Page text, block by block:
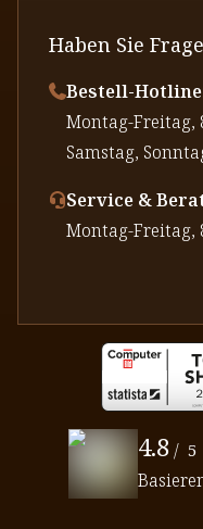
Haben Sie
Bestell-Hotline:
⁠Montag-Freitag,
⁠Samstag,
Service &
⁠Montag-Freitag,
4.8 / 5